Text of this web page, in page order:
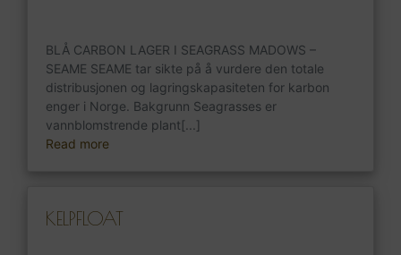
BLÅ CARBON LAGER I SEAGRASS MADOWS –
SEAME SEAME tar sikte på å vurdere den totale
distribusjonen og lagringskapasiteten for karbon
enger i Norge. Bakgrunn Seagrasses er
vannblomstrende plant[...]
Read more
KELPFLOAT